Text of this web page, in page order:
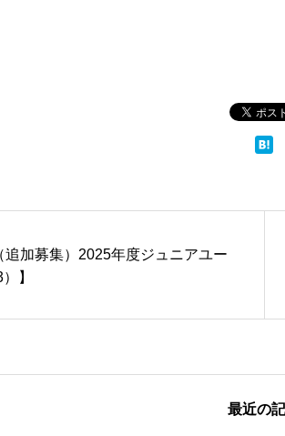
追加募集）2025年度ジュニアユー
】
最近の